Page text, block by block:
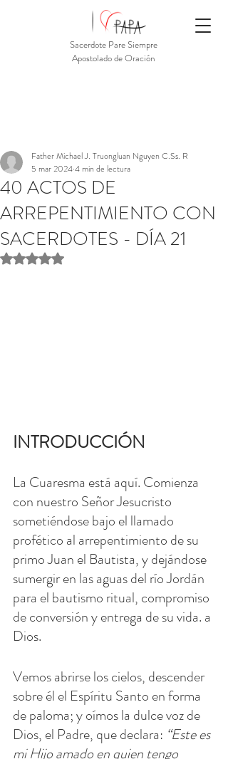
Sacerdote Pare Siempre
Apostolado de Oración
40 ACTOS DE
ARREPENTIMIENTO CON
SACERDOTES - DÍA 21
Father Michael J. Truongluan Nguyen C.Ss. R
5 mar 20244 min de lectura
Obtuvo NaN de 5 estrellas.
INTRODUCCIÓN
La Cuaresma está aquí. Comienza
con nuestro Señor Jesucristo
sometiéndose bajo el llamado
profético al arrepentimiento de su
primo Juan el Bautista, y dejándose
sumergir en las aguas del río Jordán
para el bautismo ritual, compromiso
de conversión y entrega de su vida. a
Dios.
Vemos abrirse los cielos, descender
sobre él el Espíritu Santo en forma
de paloma; y oímos la dulce voz de
Dios, el Padre, que declara: “Este es
mi Hijo amado en quien tengo